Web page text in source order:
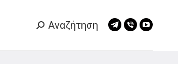
Search:
Αναζήτηση
Telegram
Viber